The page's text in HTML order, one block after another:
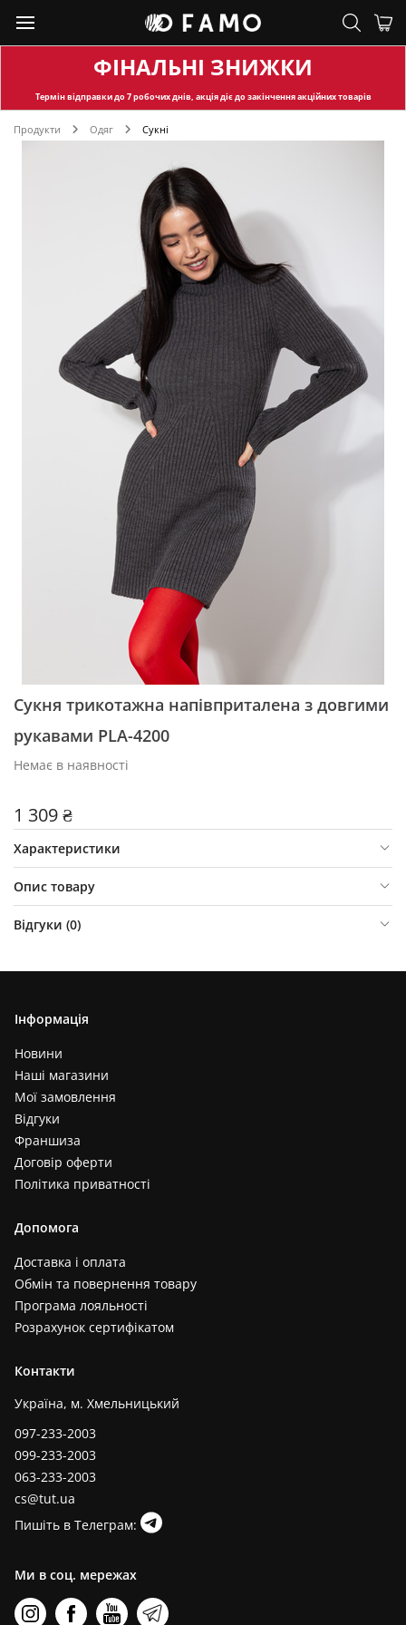
ФІНАЛЬНІ ЗНИЖКИ
Термін відправкидо 7 робочих днів, акція діє до закінчення акційних товарів
Продукти Одяг Сукні
Сукня трикотажна напівприталена з довгими
рукавами PLA-4200
Немає в наявності
1 309 ₴
Характеристики
Опис товару
Відгуки (0)
Інформація
Новини
Наші магазини
Мої замовлення
Відгуки
Франшиза
Договір оферти
Політика приватності
Допомога
Доставка і оплата
Обмін та повернення товару
Програма лояльності
Розрахунок сертифікатом
Контакти
Україна, м. Хмельницький
097-233-2003
099-233-2003
063-233-2003
cs@tut.ua
Пишіть в Телеграм:
Ми в соц. мережах